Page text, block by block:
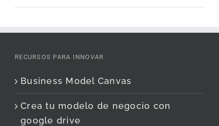
RECURSOS PARA INNOVAR
Business Model Canvas
Crea tu modelo de negocio con
google drive